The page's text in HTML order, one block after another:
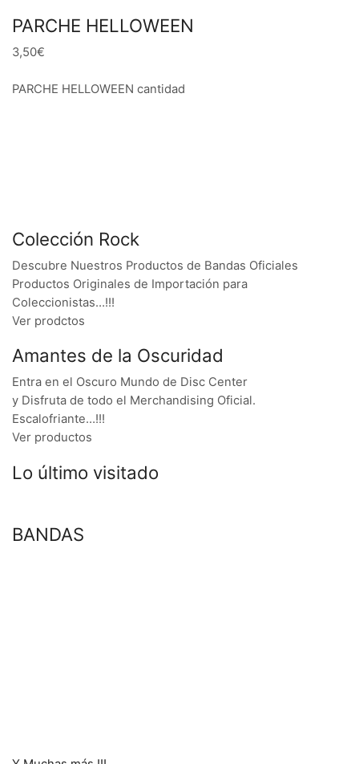
PARCHE HELLOWEEN
3,50€
PARCHE HELLOWEEN cantidad
Colección Rock
Descubre Nuestros Productos de Bandas Oficiales
Productos Originales de Importación para
Coleccionistas…!!!
Ver prodctos
Amantes de la Oscuridad
Entra en el Oscuro Mundo de Disc Center
y Disfruta de todo el Merchandising Oficial.
Escalofriante…!!!
Ver productos
Lo último visitado
BANDAS